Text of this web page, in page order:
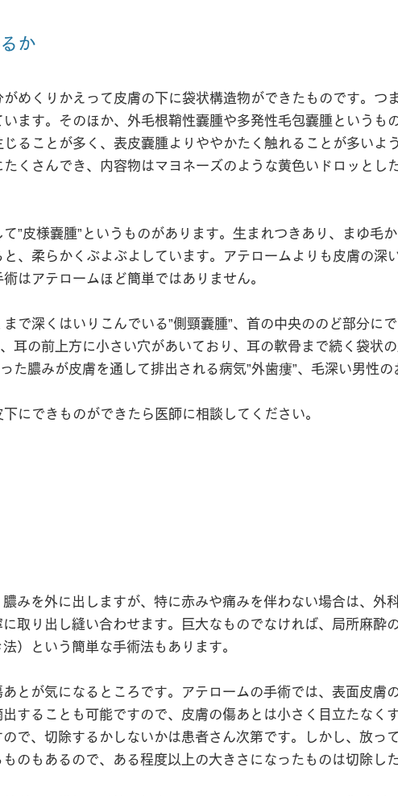
か
めくりかえって皮膚の下に袋状構造物ができたものです。つ
ます。そのほか、外毛根鞘性嚢腫や多発性毛包嚢腫というも
ることが多く、表皮嚢腫よりややかたく触れることが多いよ
くさんでき、内容物はマヨネーズのような黄色いドロッとし
”皮様嚢腫”というものがあります。生まれつきあり、まゆ毛
、柔らかくぶよぶよしています。アテロームよりも皮膚の深
はアテロームほど簡単ではありません。
で深くはいりこんでいる”側頸嚢腫”、首の中央ののど部分に
耳の前上方に小さい穴があいており、耳の軟骨まで続く袋状
た膿みが皮膚を通して排出される病気”外歯瘻”、毛深い男性の
にできものができたら医師に相談してください。
みを外に出しますが、特に赤みや痛みを伴わない場合は、外
取り出し縫い合わせます。巨大なものでなければ、局所麻酔
）という簡単な手術法もあります。
とが気になるところです。アテロームの手術では、表面皮膚
することも可能ですので、皮膚の傷あとは小さく目立たなく
で、切除するかしないかは患者さん次第です。しかし、放っ
のもあるので、ある程度以上の大きさになったものは切除し